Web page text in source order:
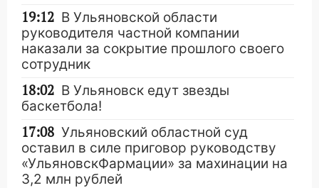
19:12 В Ульяновской области
руководителя частной компании
наказали за сокрытие прошлого своего
сотрудник
18:02 В Ульяновск едут звезды
баскетбола!
17:08 Ульяновский областной суд
оставил в силе приговор руководству
«УльяновскФармации» за махинации на
3,2 млн рублей